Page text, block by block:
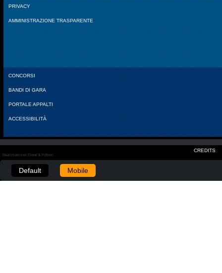
PRIVACY
AMMINISTRAZIONE TRASPARENTE
CONCORSI
BANDI DI GARA
PORTALE APPALTI
ACCESSIBILITÀ
CREDITS
Realizzato con Plone & Python
Default Mobile